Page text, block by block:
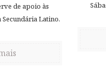
de apoio às
Secundária Latino.